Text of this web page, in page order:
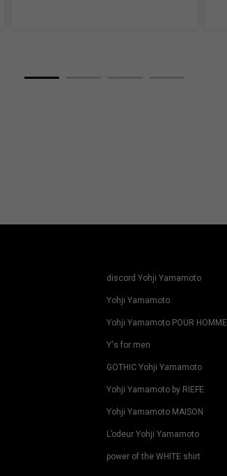
discord Yohji Yamamoto
Yohji Yamamoto
Yohji Yamamoto POUR HOMME
Y's for men
GOTHIC Yohji Yamamoto
Yohji Yamamoto by RIEFE
Yohji Yamamoto MAISON
L’odeur Yohji Yamamoto
power of the WHITE shirt